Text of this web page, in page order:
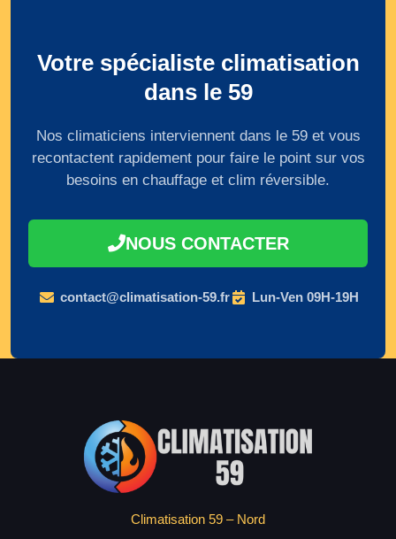
Votre spécialiste climatisation
dans le 59
Nos climaticiens interviennent dans le 59 et vous
recontactent rapidement pour faire le point sur vos
besoins en chauffage et clim réversible.
NOUS CONTACTER
contact@climatisation-59.fr Lun-Ven 09H-19H
Climatisation 59 – Nord